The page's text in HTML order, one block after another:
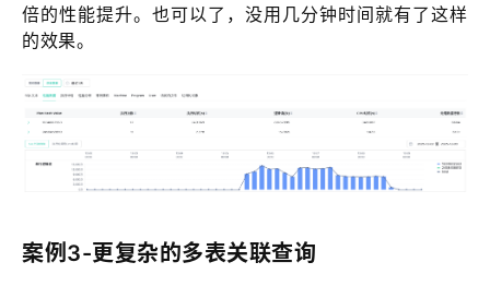
倍的性能提升。也可以了，没用几分钟时间就有了这样
的效果。
案例3-更复杂的多表关联查询